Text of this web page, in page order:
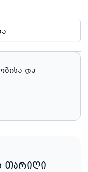
და
თარიღი